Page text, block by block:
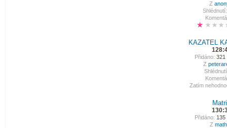
Z
Shlédnutí:
KAZATEL
Přidáno: 321
Z
Zatím
Přidáno: 135
Z